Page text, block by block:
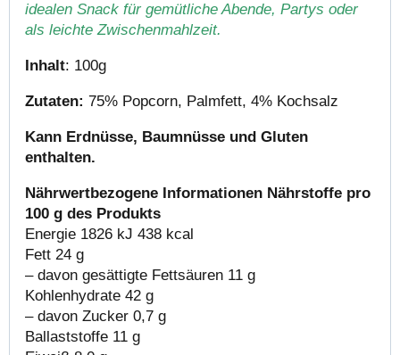
idealen Snack für gemütliche Abende, Partys oder
als leichte Zwischenmahlzeit.
Inhalt: 100g
Zutaten: 75% Popcorn, Palmfett, 4% Kochsalz
Kann Erdnüsse, Baumnüsse und Gluten
enthalten.
Nährwertbezogene Informationen Nährstoffe pro
100 g des Produkts
Energie 1826 kJ 438 kcal
Fett 24 g
– davon gesättigte Fettsäuren 11 g
Kohlenhydrate 42 g
– davon Zucker 0,7 g
Ballaststoffe 11 g